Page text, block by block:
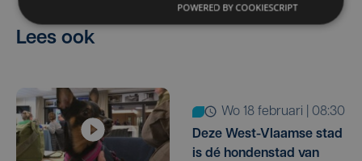
Lees ook
wo 18 februari | 08:30
Deze West-Vlaamse stad
is dé hondenstad van
POWERED BY COOKIESCRIPT